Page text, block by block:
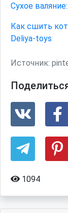
Сухое
Как сшить
Deliya-toys
Источник:
1094